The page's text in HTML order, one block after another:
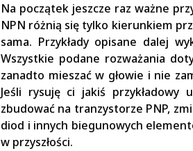
Na początek jeszcze raz ważne
NPN różnią się tylko kierunkiem
sama. Przykłady opisane dalej
Wszystkie podane rozważania
zanadto mieszać w głowie i nie
Jeśli rysuję ci jakiś przykładowy
zbudować na tranzystorze PNP,
diod i innych biegunowych
w przyszłości.